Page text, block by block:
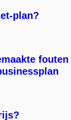
plan?
fouten